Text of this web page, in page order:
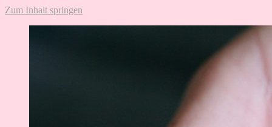
Zum Inhalt springen